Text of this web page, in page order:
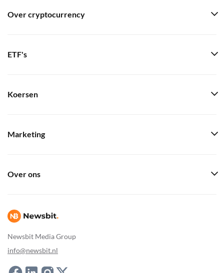
Newsbit Media Group
info@newsbit.nl
Over cryptocurrency
ETF's
Koersen
Marketing
Over ons